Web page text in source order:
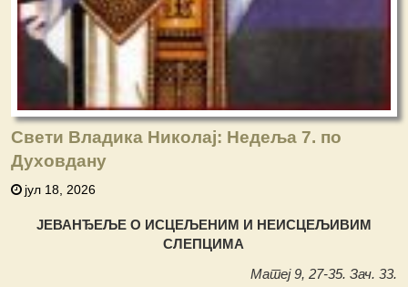
Свети Владика Николај: Недеља 7. по
Духовдану
јул 18, 2026
ЈЕВАНЂЕЉЕ О ИСЦЕЉЕНИМ И НЕИСЦЕЉИВИМ
СЛЕПЦИМА
Матеј 9, 27-35. Зач. 33.